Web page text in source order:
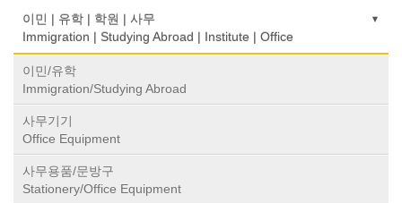
이민 | 유학 | 학원 | 사무
Immigration | Studying Abroad | Institute | Office
이민/유학
Immigration/Studying Abroad
사무기기
Office Equipment
사무용품/문방구
Stationery/Office Equipment